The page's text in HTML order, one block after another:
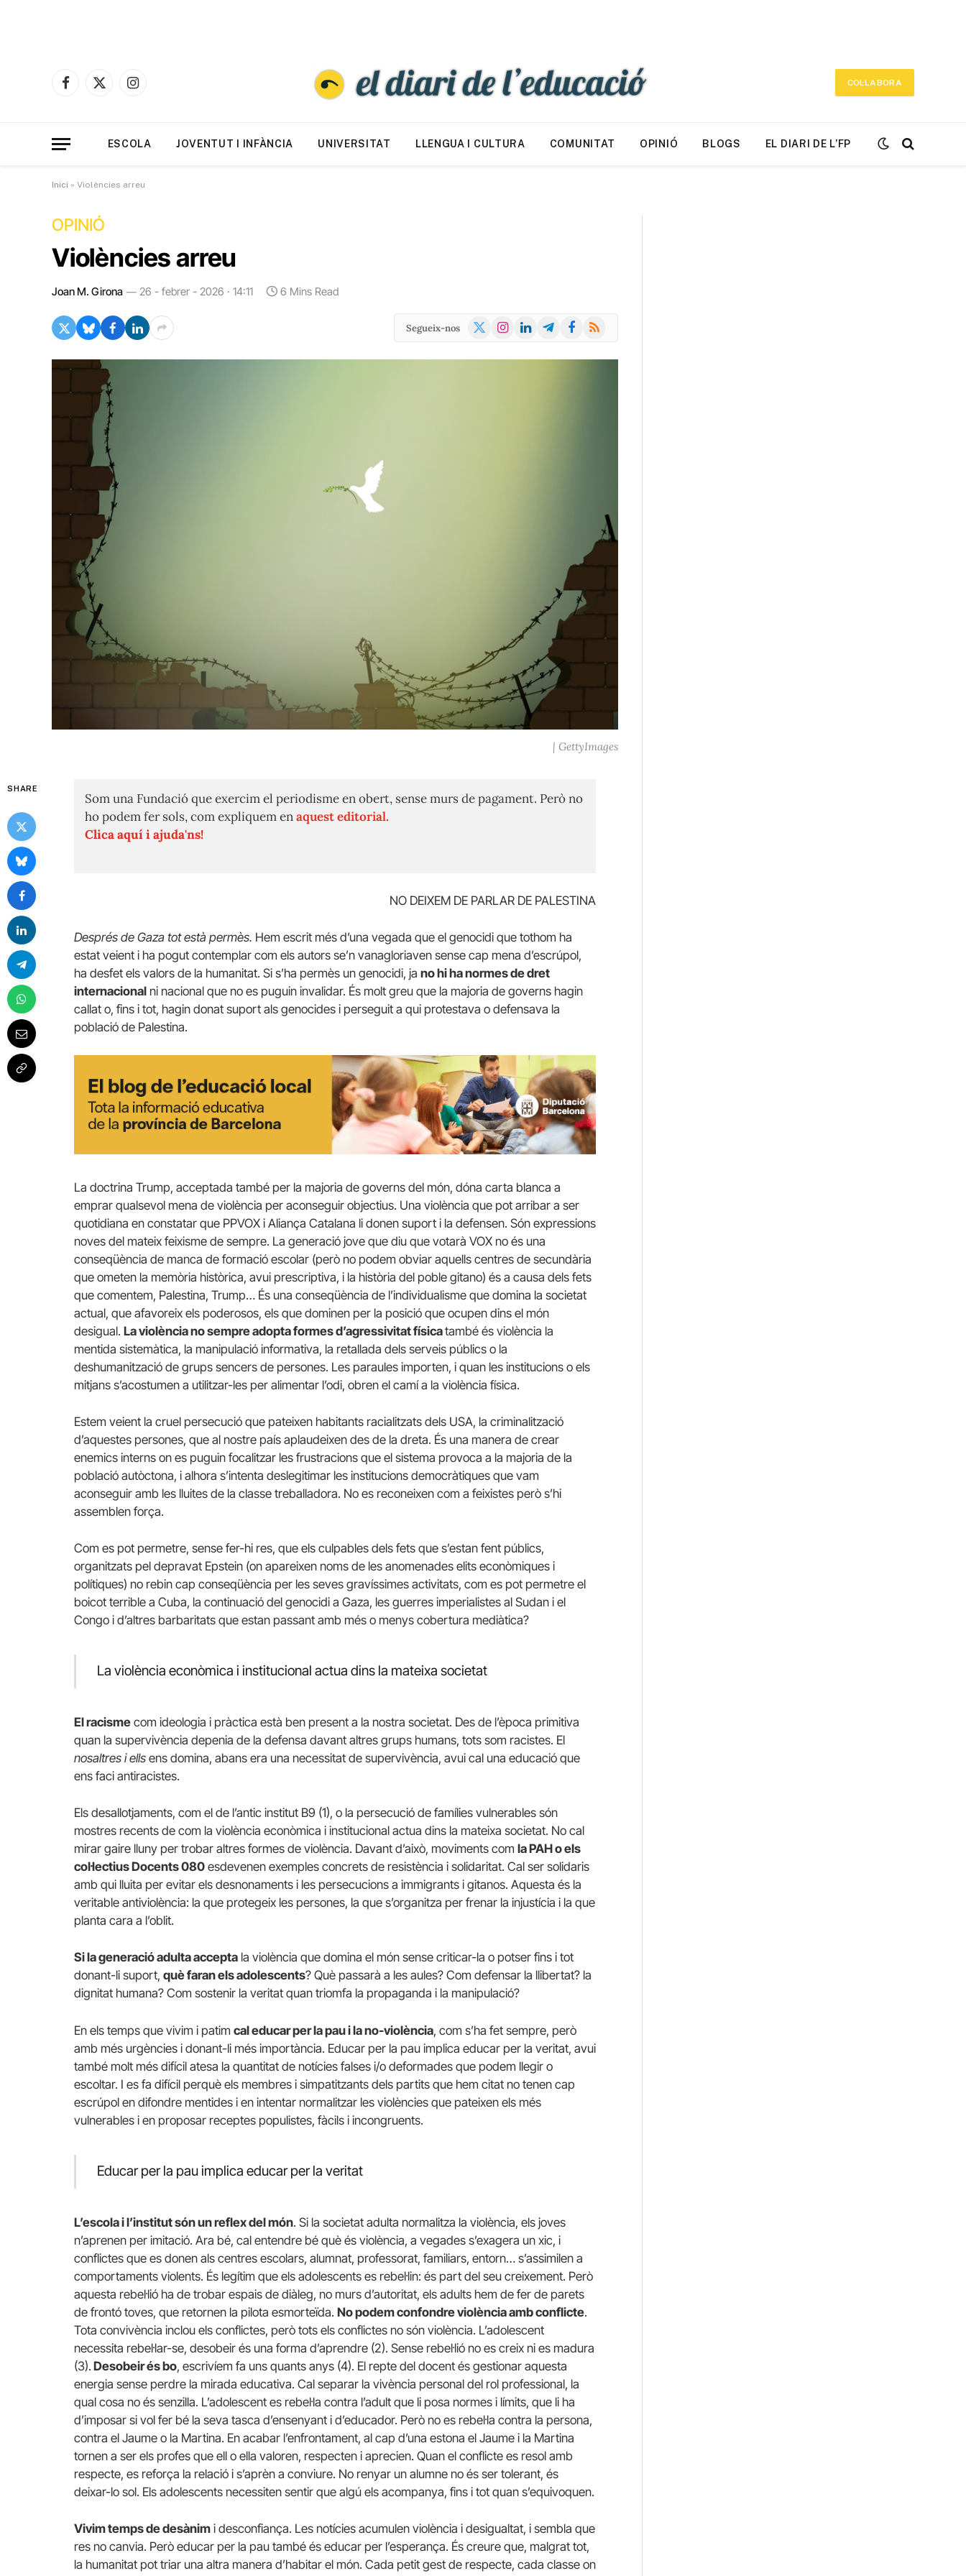
Facebook
X
Instagram
COL·LABORA
ESCOLA JOVENTUT I INFÀNCIA UNIVERSITAT LLENGUA I CULTURA COMUNITAT OPINIÓ BLOGS EL DIARI DE L’FP
Inici » Violències arreu
OPINIÓ
Violències arreu
Joan M. Girona 26 - febrer - 2026 · 14:11 6 Mins Read
Segueix-nos
X
Instagram
LinkedInTelegramFacebook
RSS
| GettyImages
SHARE
Som una Fundació que exercim el periodisme en obert, sense murs de pagament. Però no
ho podem fer sols, com expliquem enaquest editorial.
Clica aquí i ajuda'ns!
NO DEIXEM DE PARLAR DE PALESTINA
Després de Gaza tot està permès. Hem escrit més d’una vegada que el genocidi que tothom ha
estat veient i ha pogut contemplar com els autors se’n vanagloriaven sense cap mena d’escrúpol,
ha desfet els valors de la humanitat. Si s’ha permès un genocidi, ja no hi ha normes de dret
internacional ni nacional que no es puguin invalidar. És molt greu que la majoria de governs hagin
callat o, fins i tot, hagin donat suport als genocides i perseguit a qui protestava o defensava la
població de Palestina.
La doctrina Trump, acceptada també per la majoria de governs del món, dóna carta blanca a
emprar qualsevol mena de violència per aconseguir objectius. Una violència que pot arribar a ser
quotidiana en constatar que PPVOX i Aliança Catalana li donen suport i la defensen. Són expressions
noves del mateix feixisme de sempre. La generació jove que diu que votarà VOX no és una
conseqüència de manca de formació escolar (però no podem obviar aquells centres de secundària
que ometen la memòria històrica, avui prescriptiva, i la història del poble gitano) és a causa dels fets
que comentem, Palestina, Trump… És una conseqüència de l’individualisme que domina la societat
actual, que afavoreix els poderosos, els que dominen per la posició que ocupen dins el món
desigual. La violència no sempre adopta formes d’agressivitat físicatambé és violència la
mentida sistemàtica, la manipulació informativa, la retallada dels serveis públics o la
deshumanització de grups sencers de persones. Les paraules importen, i quan les institucions o els
mitjans s’acostumen a utilitzar-les per alimentar l’odi, obren el camí a la violència física.
Estem veient la cruel persecució que pateixen habitants racialitzats dels USA, la criminalització
d’aquestes persones, que al nostre país aplaudeixen des de la dreta. És una manera de crear
enemics interns on es puguin focalitzar les frustracions que el sistema provoca a la majoria de la
població autòctona, i alhora s’intenta deslegitimar les institucions democràtiques que vam
aconseguir amb les lluites de la classe treballadora. No es reconeixen com a feixistes però s’hi
assemblen força.
Com es pot permetre, sense fer-hi res, que els culpables dels fets que s’estan fent públics,
organitzats pel depravat Epstein (on apareixen noms de les anomenades elits econòmiques i
polítiques) no rebin cap conseqüència per les seves gravíssimes activitats, com es pot permetre el
boicot terrible a Cuba, la continuació del genocidi a Gaza, les guerres imperialistes al Sudan i el
Congo i d’altres barbaritats que estan passant amb més o menys cobertura mediàtica?
La violència econòmica i institucional actua dins la mateixa societat
El racisme com ideologia i pràctica està ben present a la nostra societat. Des de l’època primitiva
quan la supervivència depenia de la defensa davant altres grups humans, tots som racistes. El
nosaltres i ells ens domina, abans era una necessitat de supervivència, avui cal una educació que
ens faci antiracistes.
Els desallotjaments, com el de l’antic institut B9 (1), o la persecució de famílies vulnerables són
mostres recents de com la violència econòmica i institucional actua dins la mateixa societat. No cal
mirar gaire lluny per trobar altres formes de violència. Davant d’això, moviments com la PAH o els
col·lectius Docents 080 esdevenen exemples concrets de resistència i solidaritat. Cal ser solidaris
amb qui lluita per evitar els desnonaments i les persecucions a immigrants i gitanos. Aquesta és la
veritable antiviolència: la que protegeix les persones, la que s’organitza per frenar la injustícia i la que
planta cara a l’oblit.
Si la generació adulta accepta la violència que domina el món sense criticar-la o potser fins i tot
donant-li suport, què faran els adolescents? Què passarà a les aules? Com defensar la llibertat? la
dignitat humana? Com sostenir la veritat quan triomfa la propaganda i la manipulació?
En els temps que vivim i patim cal educar per la pau i la no-violència, com s’ha fet sempre, però
amb més urgències i donant-li més importància. Educar per la pau implica educar per la veritat, avui
també molt més difícil atesa la quantitat de notícies falses i/o deformades que podem llegir o
escoltar. I es fa difícil perquè els membres i simpatitzants dels partits que hem citat no tenen cap
escrúpol en difondre mentides i en intentar normalitzar les violències que pateixen els més
vulnerables i en proposar receptes populistes, fàcils i incongruents.
Educar per la pau implica educar per la veritat
L’escola i l’institut són un reflex del món. Si la societat adulta normalitza la violència, els joves
n’aprenen per imitació. Ara bé, cal entendre bé què és violència, a vegades s’exagera un xic, i
conflictes que es donen als centres escolars, alumnat, professorat, familiars, entorn… s’assimilen a
comportaments violents. És legítim que els adolescents es rebel·lin: és part del seu creixement. Però
aquesta rebel·lió ha de trobar espais de diàleg, no murs d’autoritat, els adults hem de fer de parets
de frontó toves, que retornen la pilota esmorteïda. No podem confondre violència amb conflicte.
Tota convivència inclou els conflictes, però tots els conflictes no són violència. L’adolescent
necessita rebel·lar-se, desobeir és una forma d’aprendre (2). Sense rebel·lió no es creix ni es madura
(3). Desobeir és bo, escrivíem fa uns quants anys (4). El repte del docent és gestionar aquesta
energia sense perdre la mirada educativa. Cal separar la vivència personal del rol professional, la
qual cosa no és senzilla. L’adolescent es rebel·la contra l’adult que li posa normes i límits, que li ha
d’imposar si vol fer bé la seva tasca d’ensenyant i d’educador. Però no es rebel·la contra la persona,
contra el Jaume o la Martina. En acabar l’enfrontament, al cap d’una estona el Jaume i la Martina
tornen a ser els profes que ell o ella valoren, respecten i aprecien. Quan el conflicte es resol amb
respecte, es reforça la relació i s’aprèn a conviure. No renyar un alumne no és ser tolerant, és
deixar-lo sol. Els adolescents necessiten sentir que algú els acompanya, fins i tot quan s’equivoquen.
Vivim temps de desànim i desconfiança. Les notícies acumulen violència i desigualtat, i sembla que
res no canvia. Però educar per la pau també és educar per l’esperança. És creure que, malgrat tot,
la humanitat pot triar una altra manera d’habitar el món. Cada petit gest de respecte, cada classe on